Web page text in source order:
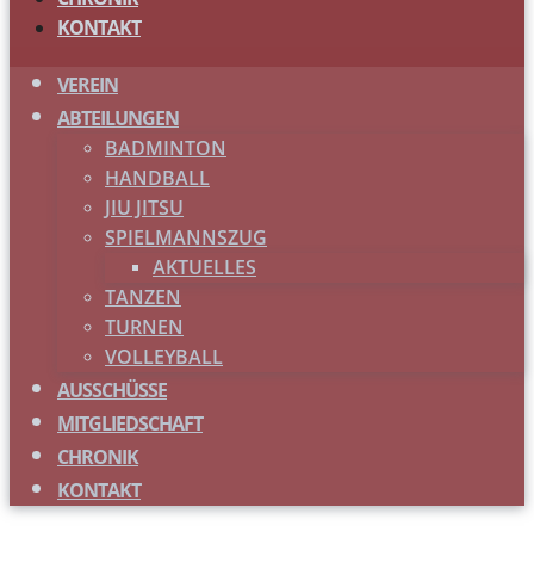
KONTAKT
VEREIN
ABTEILUNGEN
BADMINTON
HANDBALL
JIU JITSU
SPIELMANNSZUG
AKTUELLES
TANZEN
TURNEN
VOLLEYBALL
AUSSCHÜSSE
MITGLIEDSCHAFT
CHRONIK
KONTAKT